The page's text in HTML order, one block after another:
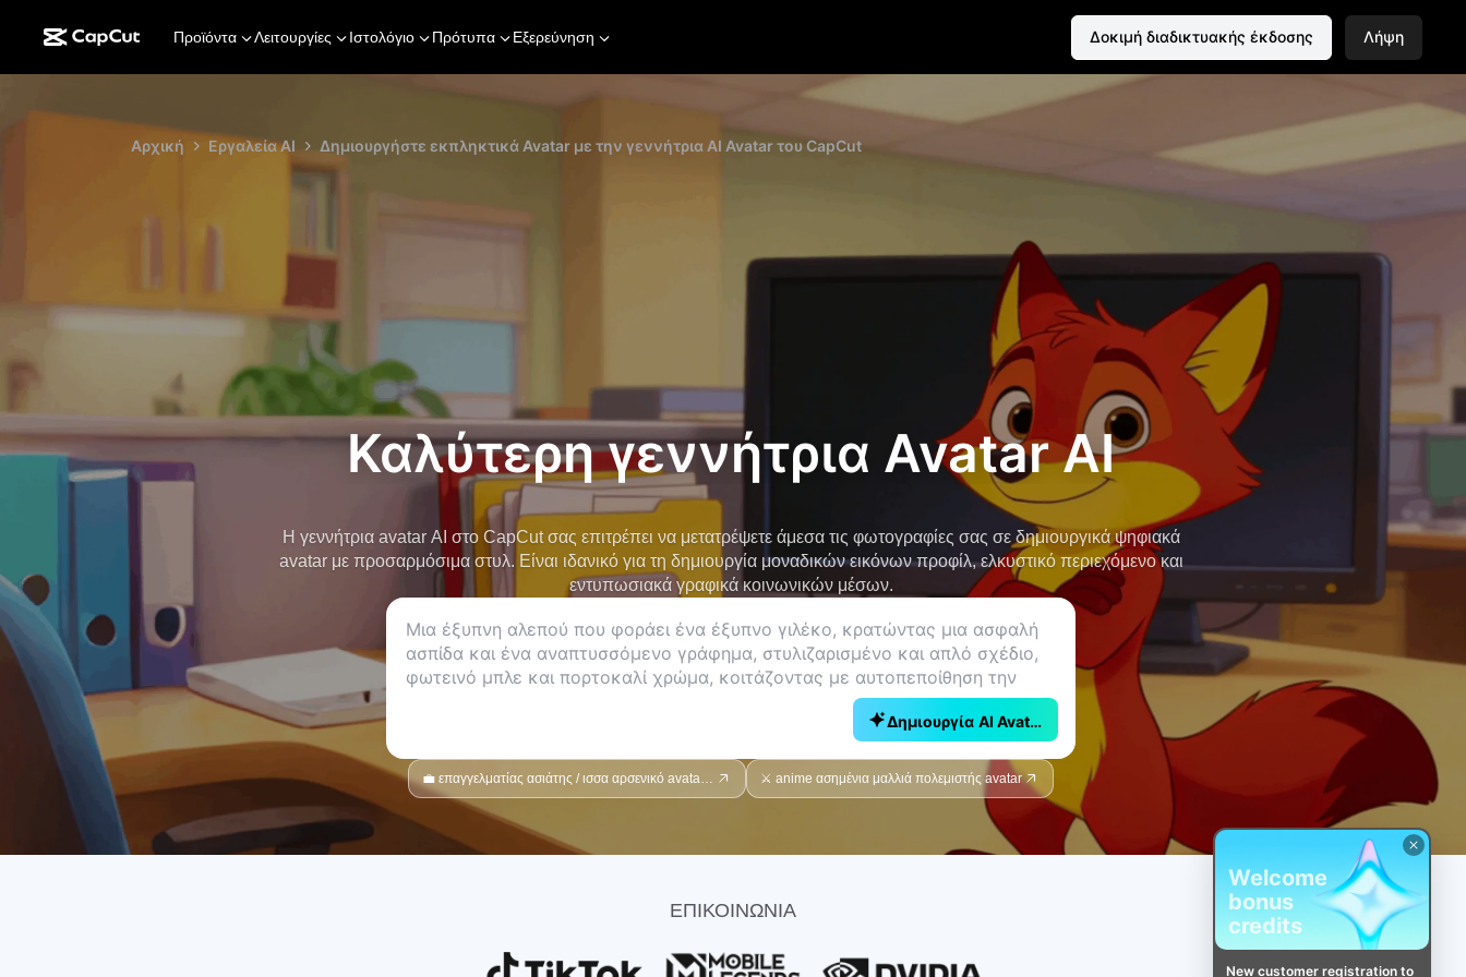
Προϊόντα Λειτουργίες Ιστολόγιο Πρότυπα Εξερεύνηση Δοκιμή διαδικτυακής έκδοσης Λήψη
Αρχική Εργαλεία AI Δημιουργήστε εκπληκτικά Avatar με την γεννήτρια AI Avatar του CapCut
Καλύτερη γεννήτρια Avatar AI
Η γεννήτρια avatar AI στο CapCut σας επιτρέπει να μετατρέψετε άμεσα τις φωτογραφίες σας σε δημιουργικά ψηφιακά
avatar με προσαρμόσιμα στυλ. Είναι ιδανικό για τη δημιουργία μοναδικών εικόνων προφίλ, ελκυστικό περιεχόμενο και
εντυπωσιακά γραφικά κοινωνικών μέσων.
Δημιουργία AI Avatar
💼 επαγγελματίας ασιάτης / ισσα αρσενικό avatar, χαμογελώντας ⚔️ anime ασημένια μαλλιά πολεμιστής avatar
ΕΠΙΚΟΙΝΩΝΙΑ
Welcome
bonus
credits
New customer registration to